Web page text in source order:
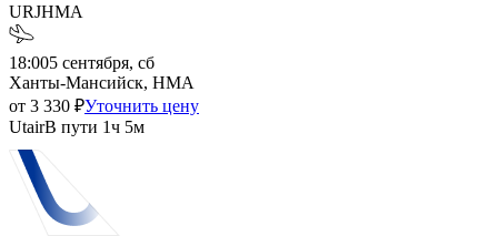
URJHMA
18:005 сентября, сб
Ханты-Мансийск, HMA
от 3 330 ₽Уточнить цену
UtairВ пути 1ч 5м